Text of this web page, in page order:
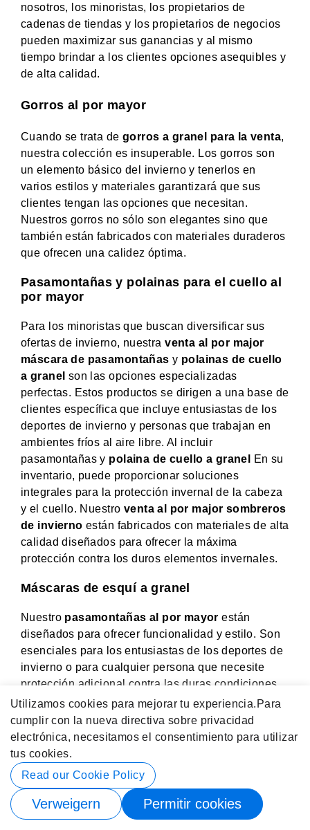
Utilizamos cookies para mejorar tu experiencia. Para
cumplir con la nueva directiva sobre privacidad
electrónica, necesitamos el consentimiento para utilizar
tus cookies.
Read our Cookie Policy
Verweigern Permitir cookies
nosotros, los minoristas, los propietarios de
cadenas de tiendas y los propietarios de negocios
pueden maximizar sus ganancias y al mismo
tiempo brindar a los clientes opciones asequibles y
de alta calidad.
Gorros al por mayor
Cuando se trata de gorros a granel para la venta,
nuestra colección es insuperable. Los gorros son
un elemento básico del invierno y tenerlos en
varios estilos y materiales garantizará que sus
clientes tengan las opciones que necesitan.
Nuestros gorros no sólo son elegantes sino que
también están fabricados con materiales duraderos
que ofrecen una calidez óptima.
Pasamontañas y polainas para el cuello al
por mayor
Para los minoristas que buscan diversificar sus
ofertas de invierno, nuestraventa al por major
máscara de pasamontañas y polainas de cuello
a granel son las opciones especializadas
perfectas. Estos productos se dirigen a una base de
clientes específica que incluye entusiastas de los
deportes de invierno y personas que trabajan en
ambientes fríos al aire libre. Al incluir
pasamontañas y polaina de cuello a granel
En su
inventario, puede proporcionar soluciones
integrales para la protección invernal de la cabeza
y el cuello. Nuestro venta al por major sombreros
de invierno están fabricados con materiales de alta
calidad diseñados para ofrecer la máxima
protección contra los duros elementos invernales.
Máscaras de esquí a granel
Nuestro pasamontañas al por mayor están
diseñados para ofrecer funcionalidad y estilo. Son
esenciales para los entusiastas de los deportes de
invierno o para cualquier persona que necesite
protección adicional contra las duras condiciones
invernales. OfreciendoOpciones al por mayor de
pasamontañas de esquí de 3 agujeros, puede
atender a un segmento especializado pero valioso
de su base de clientes.
Sombreros De Trampero al por mayor
Cuando se trata de ofrecer calidez y estilo, los